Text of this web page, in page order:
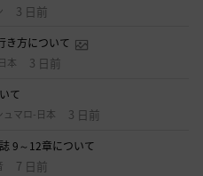
3 日前
き方について
本 3 日前
て
ュマロ-日本 3 日前
9～12章について
7 日前